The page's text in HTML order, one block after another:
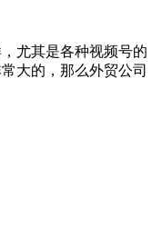
尤其是各种视频号的
大的，那么外贸公司